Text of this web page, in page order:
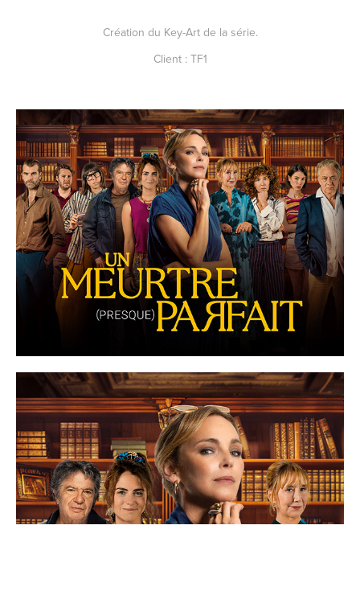
Création du Key-Art de la série.
Client : TF1